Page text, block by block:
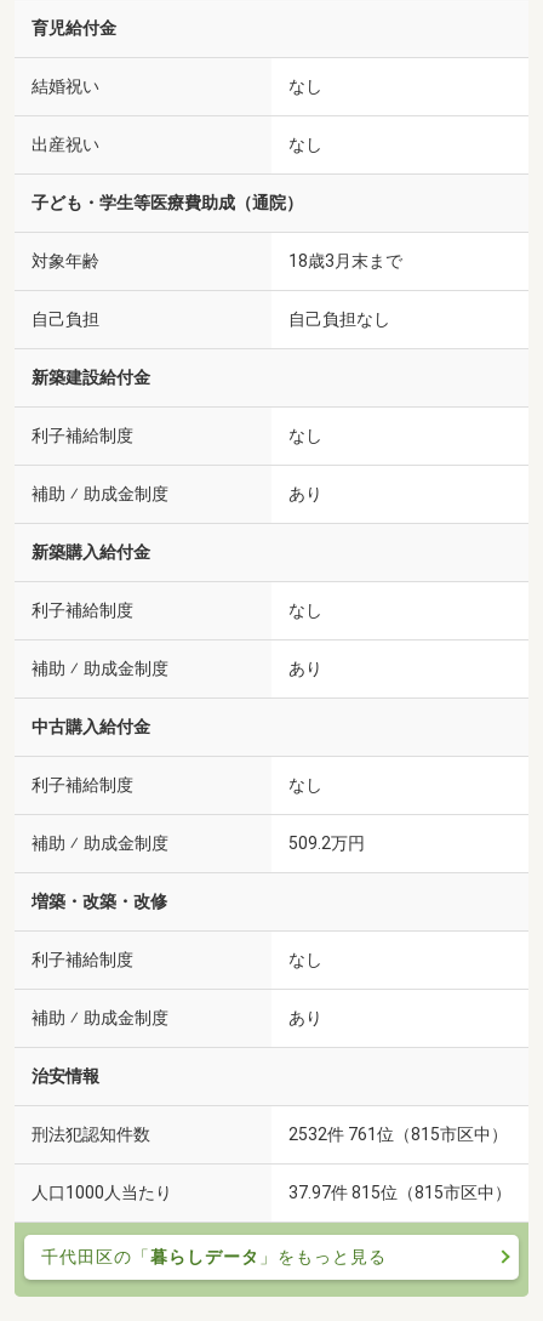
育児給付金
結婚祝い なし
出産祝い なし
子ども・学生等医療費助成（通院）
対象年齢 18歳3月末まで
自己負担 自己負担なし
新築建設給付金
利子補給制度 なし
補助 ⁄ 助成金制度 あり
新築購入給付金
利子補給制度 なし
補助 ⁄ 助成金制度 あり
中古購入給付金
利子補給制度 なし
補助 ⁄ 助成金制度 509.2万円
増築・改築・改修
利子補給制度 なし
補助 ⁄ 助成金制度 あり
治安情報
刑法犯認知件数 2532件 761位（815市区中）
人口1000人当たり 37.97件 815位（815市区中）
千代田区の「暮らしデータ 」をもっと見る